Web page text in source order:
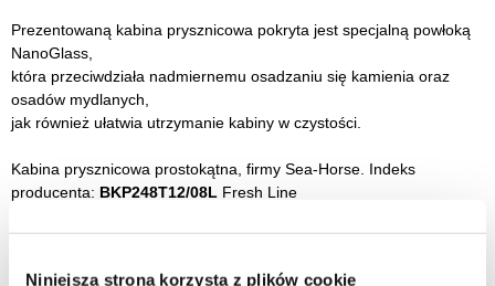
Niniejsza strona korzysta z plików cookie
Prezentowaną kabina prysznicowa pokryta jest specjalną powłoką
NanoGlass,
która przeciwdziała nadmiernemu osadzaniu się kamienia oraz
osadów mydlanych,
jak również ułatwia utrzymanie kabiny w czystości.
Kabina prysznicowa prostokątna, firmy Sea-Horse. Indeks
producenta: BKP248T12/08L Fresh Line
GLASS.
Wymiar 80x120x200 cm